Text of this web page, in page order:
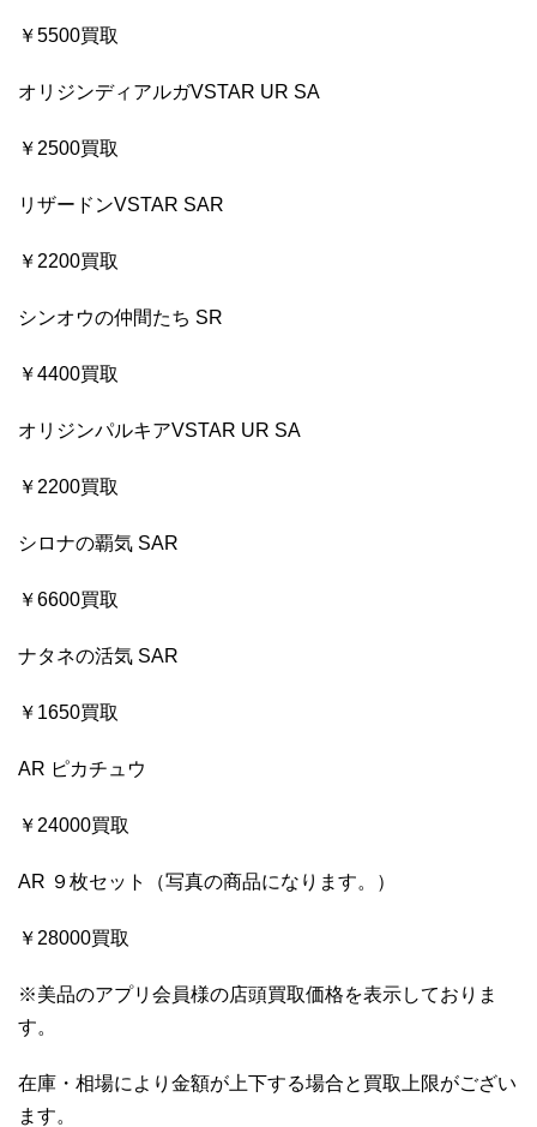
￥5500買取
オリジンディアルガVSTAR UR SA
￥2500買取
リザードンVSTAR SAR
￥2200買取
シンオウの仲間たち SR
￥4400買取
オリジンパルキアVSTAR UR SA
￥2200買取
シロナの覇気 SAR
￥6600買取
ナタネの活気 SAR
￥1650買取
AR ピカチュウ
￥24000買取
AR ９枚セット（写真の商品になります。）
￥28000買取
※美品のアプリ会員様の店頭買取価格を表示しておりま
す。
在庫・相場により金額が上下する場合と買取上限がござい
ます。